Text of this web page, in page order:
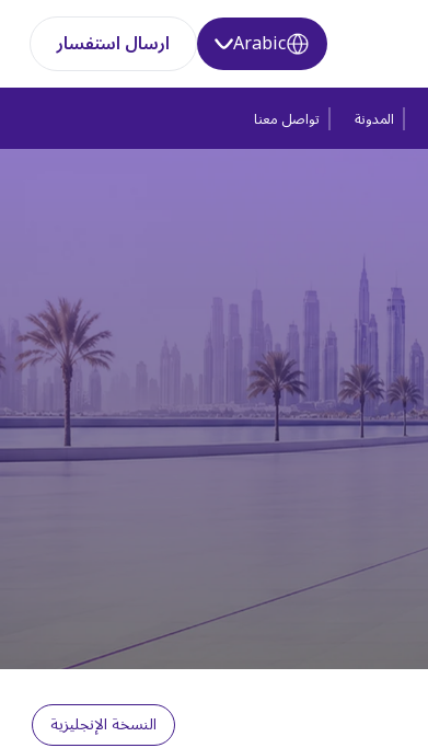
Arabic ارسال استفسار
المدونة تواصل معنا
النسخة الإنجليزية